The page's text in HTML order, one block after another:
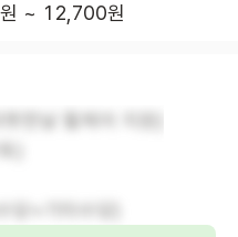
~ 12,700원
한날 휠체어 지원)